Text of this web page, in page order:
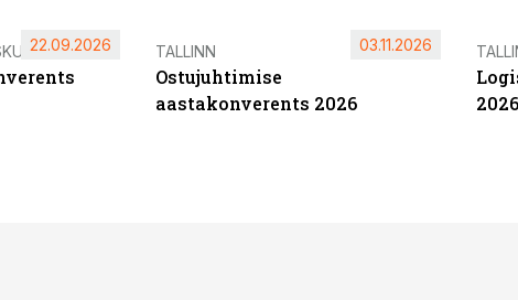
22.09.2026 TALLINN
Ostujuhtimise
aastakonverents 2026
03.11.2026
2026